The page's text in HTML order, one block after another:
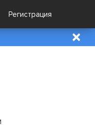
Регистрация